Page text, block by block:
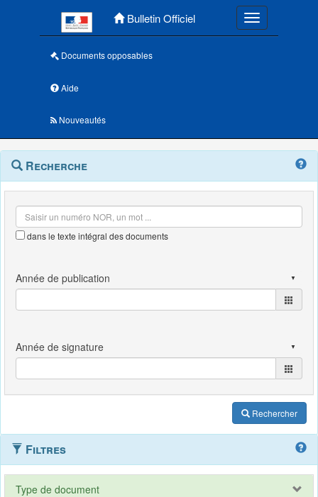
Bulletin Officiel Toggle
Documents opposables
Aide
Nouveautés
Navigation
outils
Menu
contextuel
Recherche
dans le texte intégral des documents
Rechercher
Filtres
Type de document